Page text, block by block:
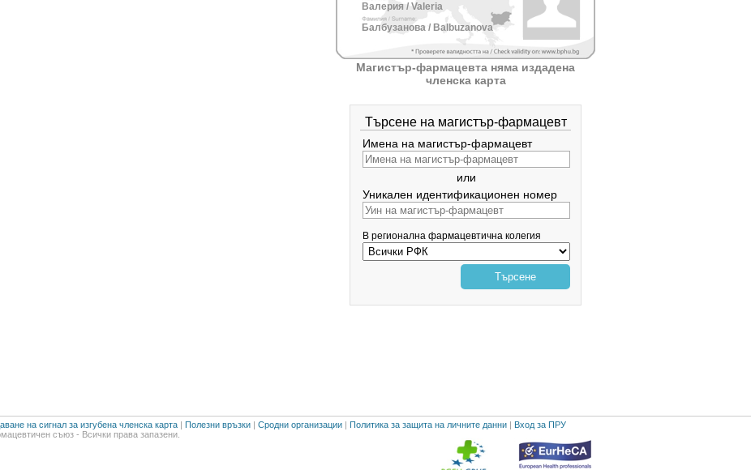
Валерия / Valeria
Балбузанова / Balbuzanova
Магистър-фармацевта няма издадена
членска карта
Търсене на магистър-фармацевт
Имена на магистър-фармацевт
или
Уникален идентификационен номер
В регионална фармацевтична колегия
Търсене
на сигнал за изгубена членска карта | Полезни връзки | Сродни организации | Политика за защита на личните данни | Вход за ПРУ
съюз - Всички права запазени.